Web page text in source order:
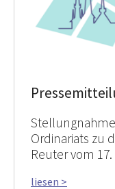
Ordinariats zu
Reuter vom
liesen >